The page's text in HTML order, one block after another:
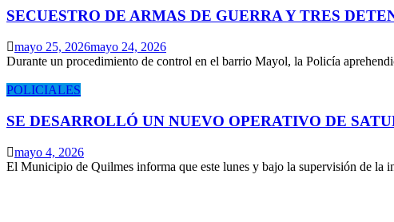
SECUESTRO DE ARMAS DE GUERRA Y TRES
mayo 25, 2026mayo 24, 2026
Durante un procedimiento de control en el barrio Mayol, la Policía
POLICIALES
SE DESARROLLÓ UN NUEVO OPERATIVO DE
mayo 4, 2026
El Municipio de Quilmes informa que este lunes y bajo la supervisión de la